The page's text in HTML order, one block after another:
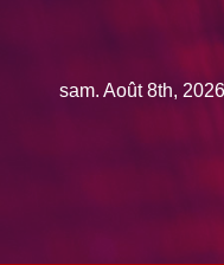
contentsam. Août 8th, 2026